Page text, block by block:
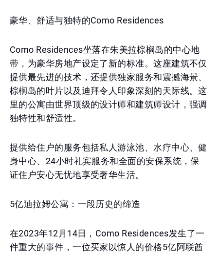
豪华、舒适与独特的Como Residences
Como Residences坐落在朱美拉棕榈岛的中心地
带，为豪华房地产设定了新的标准。这座建筑不仅
提供最先进的技术，还提供独家服务和震撼海景、
棕榈岛的叶片以及迪拜令人印象深刻的天际线。这
里的公寓由世界顶级的设计师和建筑师设计，强调
独特性和舒适性。
提供给住户的服务包括私人游泳池、水疗中心、健
身中心、24小时礼宾服务和全面的安保系统，保
证住户安心无忧地享受奢华生活。
5亿迪拉姆公寓：一段历史的缔造
在2023年12月14日，Como Residences发生了一
件重大的事件，一位买家以惊人的价格5亿阿联酋